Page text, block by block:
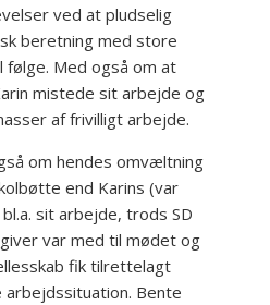
ved at pludselig
beretning med store
Med også om at
mistede sit arbejde og
af frivilligt arbejde.
om hendes omvæltning
end Karins (var
sit arbejde, trods SD
var med til mødet og
fik tilrettelagt
Bente